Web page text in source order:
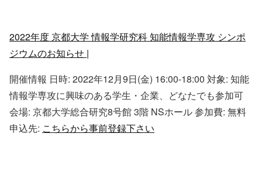
2022年度 京都大学 情報学研究科 知能情報学専攻 シンポ
ジウムのお知らせ |
開催情報 日時: 2022年12月9日(金) 16:00-18:00 対象: 知能
情報学専攻に興味のある学生・企業、どなたでも参加可
会場: 京都大学総合研究8号館 3階 NSホール 参加費: 無料
申込先: こちらから事前登録下さい